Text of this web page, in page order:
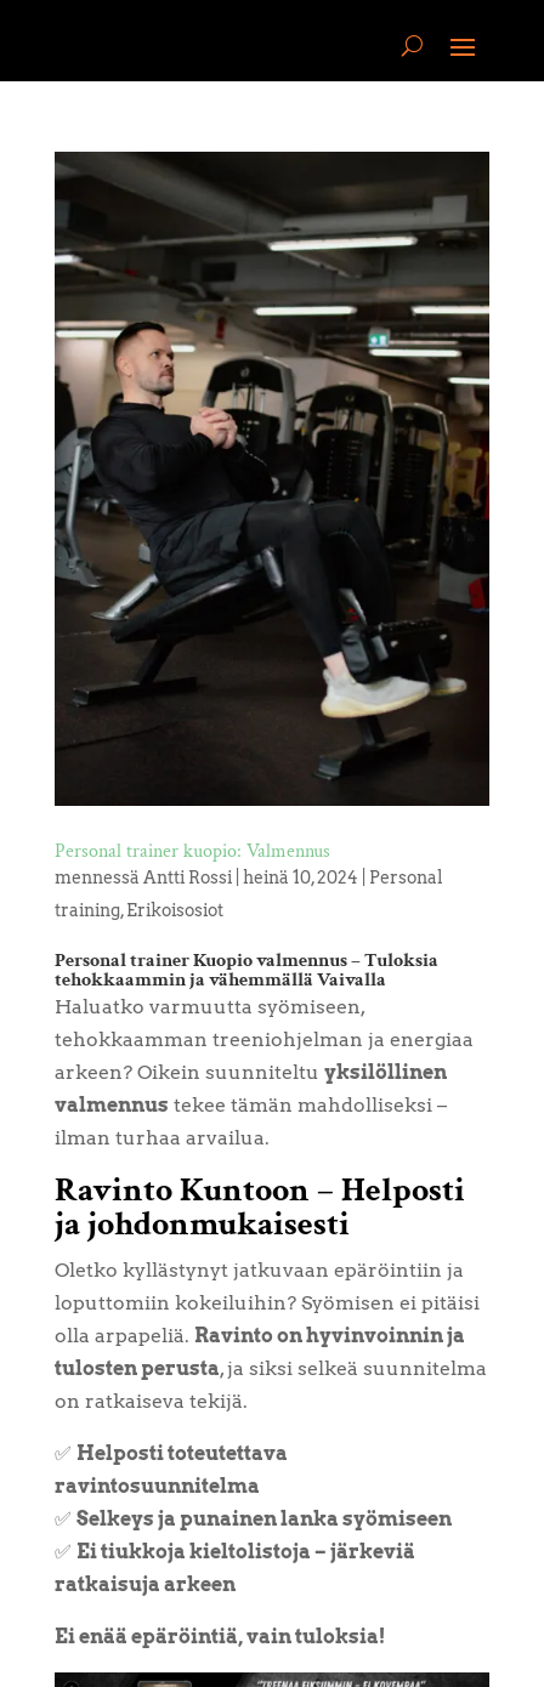
Personal trainer kuopio: Valmennus
mennessä Antti Rossi| heinä 10, 2024
Personal
training,Erikoisosiot
Personal trainer Kuopio valmennus – Tuloksia
tehokkaammin ja vähemmällä Vaivalla
Haluatko varmuutta syömiseen,
tehokkaamman treeniohjelman ja energiaa
arkeen? Oikein suunniteltu yksilöllinen
valmennus tekee tämän mahdolliseksi –
ilman turhaa arvailua.
Ravinto Kuntoon – Helposti
ja johdonmukaisesti
Oletko kyllästynyt jatkuvaan epäröintiin ja
loputtomiin kokeiluihin? Syömisen ei pitäisi
olla arpapeliä. Ravinto on hyvinvoinnin ja
tulosten perusta, ja siksi selkeä suunnitelma
on ratkaiseva tekijä.
✅ Helposti toteutettava
ravintosuunnitelma
✅ Selkeys ja punainen lanka syömiseen
✅ Ei tiukkoja kieltolistoja – järkeviä
ratkaisuja arkeen
Ei enää epäröintiä, vain tuloksia!